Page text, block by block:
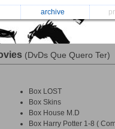
archive
(DvDs Que Quero Ter)
Box LOST
Box Skins
Box House M.D
Box Harry Potter 1-8 (